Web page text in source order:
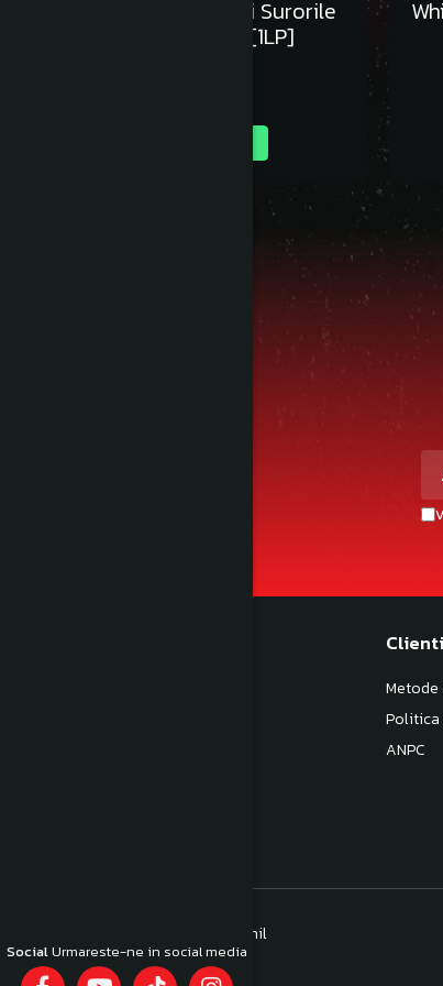
SocialUrmareste-ne in social media
Lupii Lui Calancea si Surorile
Osoianu - Vinil [1LP]
Clienti
Metode
Politica
ANPC
© Toate drepturile rezervate LAVinil
Platforma E-commerce by Gomag